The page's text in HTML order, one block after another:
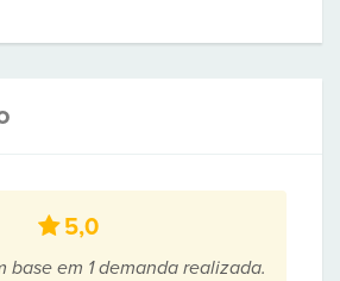
5,0
base em 1 demanda realizada.